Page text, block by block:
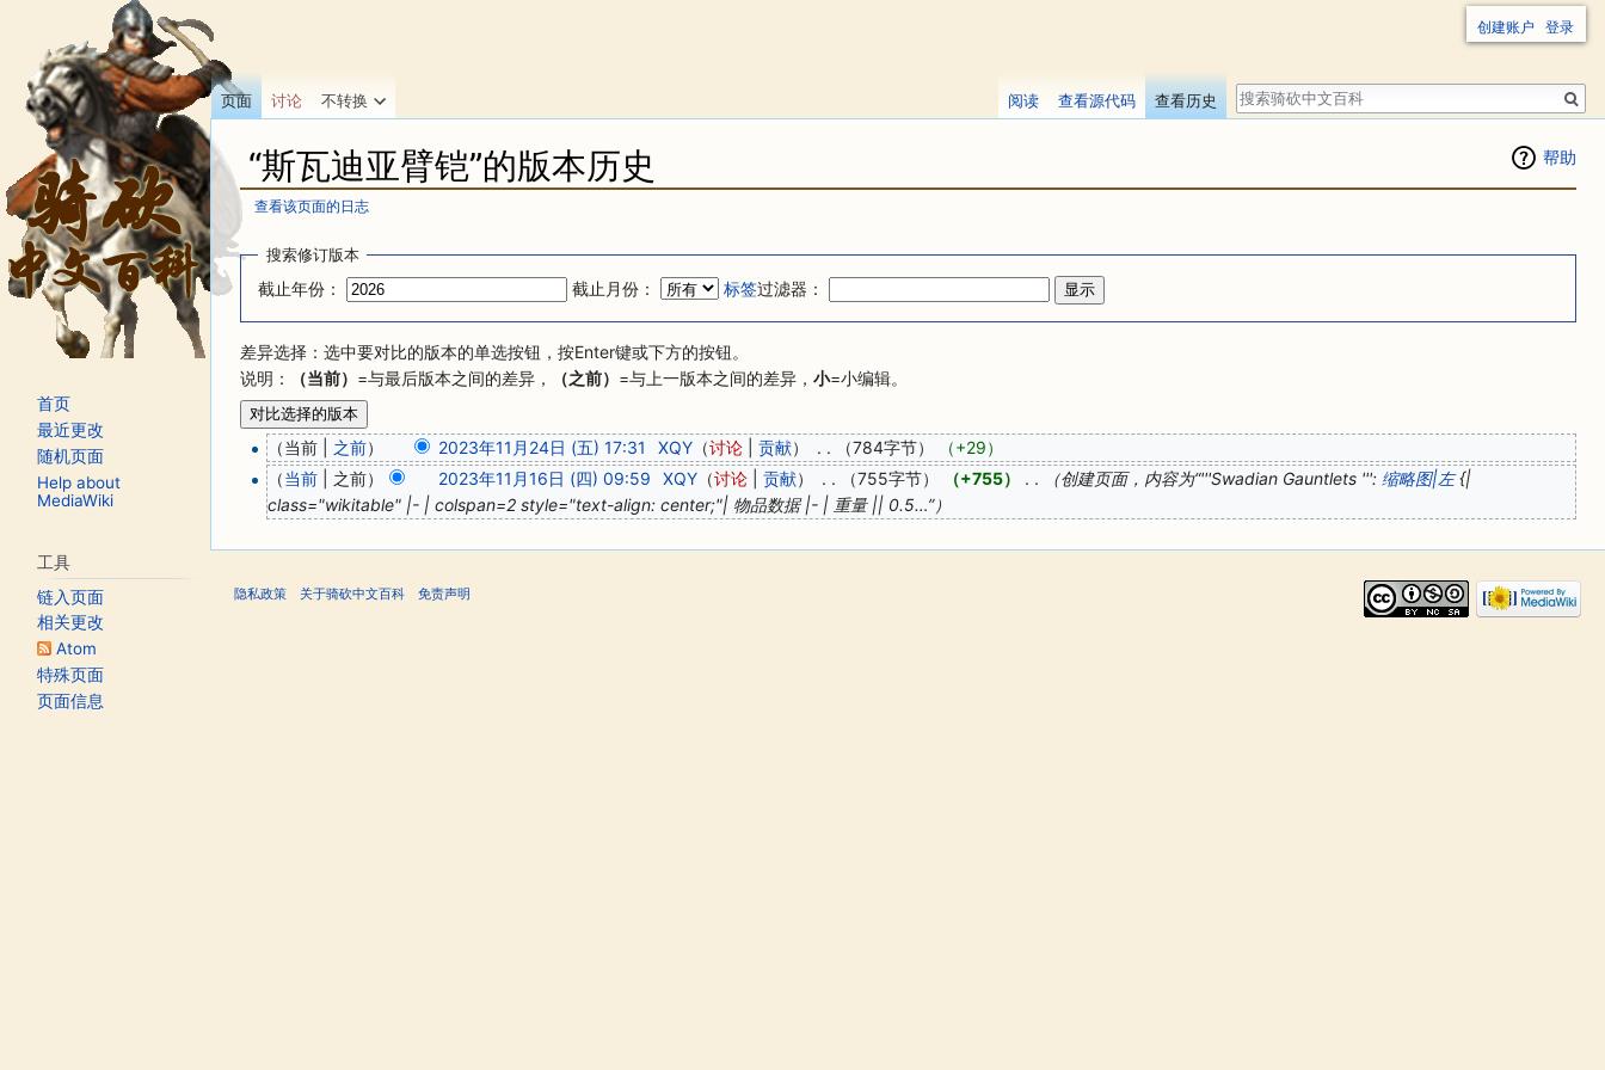
帮助
“斯瓦迪亚臂铠”的版本历史
查看该页面的日志
跳转至：
搜索修订版本
截止年份： 截止月份： 标签过滤器：
差异选择：选中要对比的版本的单选按钮，按Enter键或下方的按钮。
说明：
（当前） =与最后版本之间的差异， （之前） =与上一版本之间的差异， 小=小编辑。
（当前 | 之前） 2023年11月24日 (五) 17:31 XQY（讨论| 贡献） . . （784字节）
（+29）
（当前 | 之前） 2023年11月16日 (四) 09:59 XQY（讨论| 贡献） . . （755字节） （+755） . . （创建页面，内容为“'''Swadian Gauntlets ''': 缩略图|左{|
class="wikitable" |- | colspan=2 style="text-align: center;"| 物品数据 |- | 重量 || 0.5…”）
创建账户 登录
页面 讨论 不转换 阅读 查看源代码 查看历史
搜
索
首页
最近更改
随机页面
Help about
MediaWiki
工具
链入页面
相关更改
Atom
特殊页面
页面信息
隐私政策 关于骑砍中文百科 免责声明